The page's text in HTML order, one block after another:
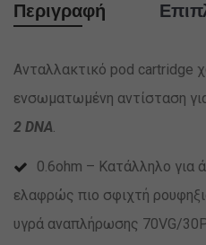
Περιγραφή
Aνταλλακτικό pod cartridge
ενσωματωμένη αντίσταση
2 DNA
0.6ohm – Κατάλληλο για
ελαφρώς πιο σφιχτή
υγρά αναπλήρωσης 70VG/